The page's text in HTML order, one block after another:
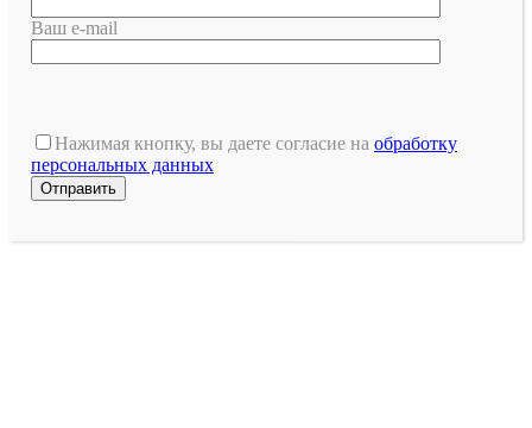
Ваш e-mail
это
поле
пустым.
Нажимая кнопку, вы даете согласие на обработку
персональных данных